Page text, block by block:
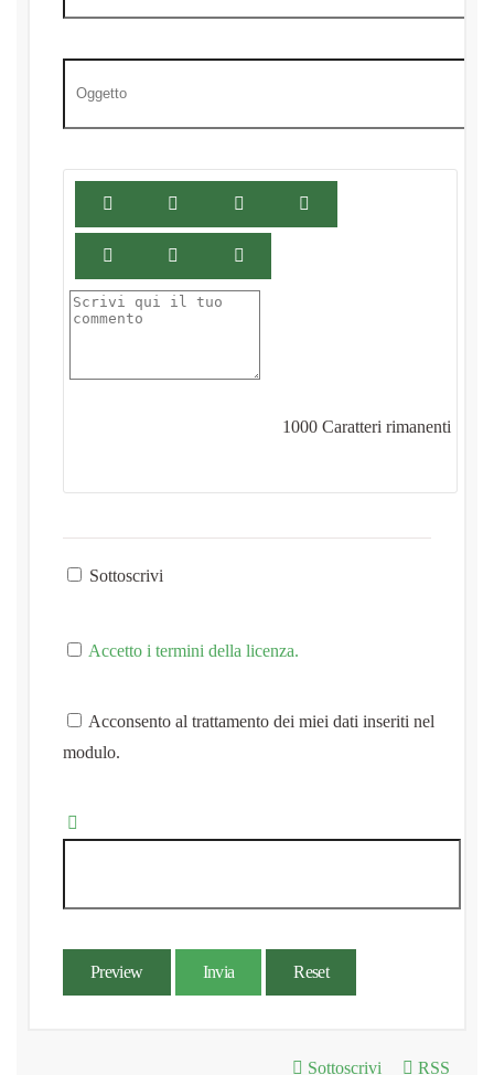
1000 Caratteri rimanenti
Sottoscrivi
Accetto i termini della licenza.
Acconsento al trattamento dei miei dati inseriti nel
modulo.
Preview Invia Reset
Sottoscrivi RSS